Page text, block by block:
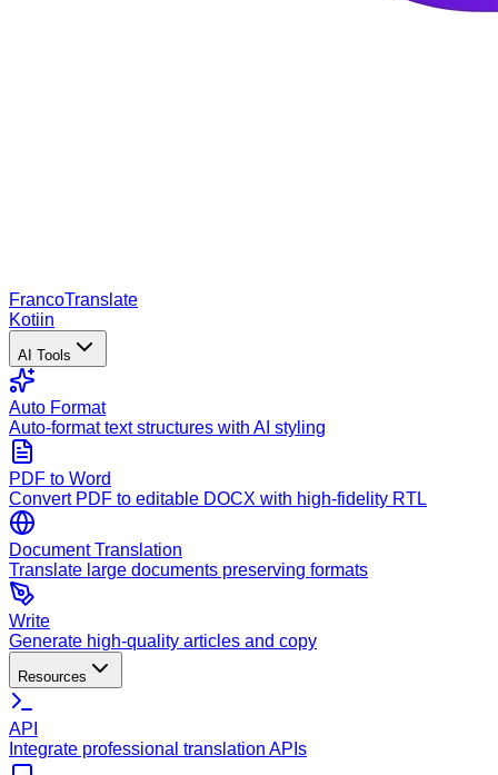
FrancoTranslate
Kotiin
AI Tools
Auto Format
Auto-format text structures with AI styling
PDF to Word
Convert PDF to editable DOCX with high-fidelity RTL
Document Translation
Translate large documents preserving formats
Write
Generate high-quality articles and copy
Resources
API
Integrate professional translation APIs